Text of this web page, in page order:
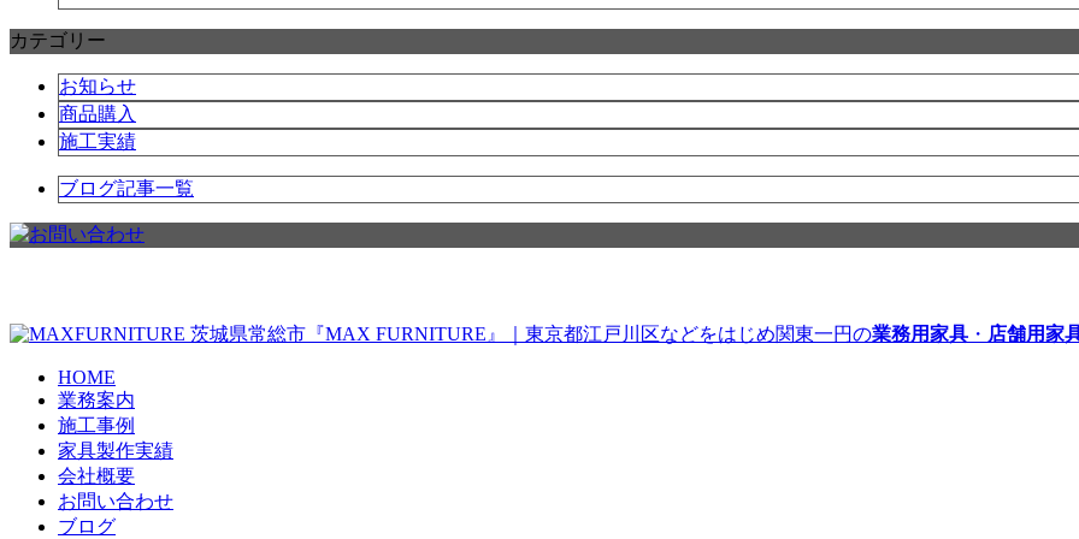
カテゴリー
お知らせ
商品購入
施工実績
ブログ記事一覧
茨城県常総市『MAX FURNITURE』｜東京都江戸川区などをはじめ関東一円の業務用家具 ・ 店舗用家
HOME
業務案内
施工事例
家具製作実績
会社概要
お問い合わせ
ブログ